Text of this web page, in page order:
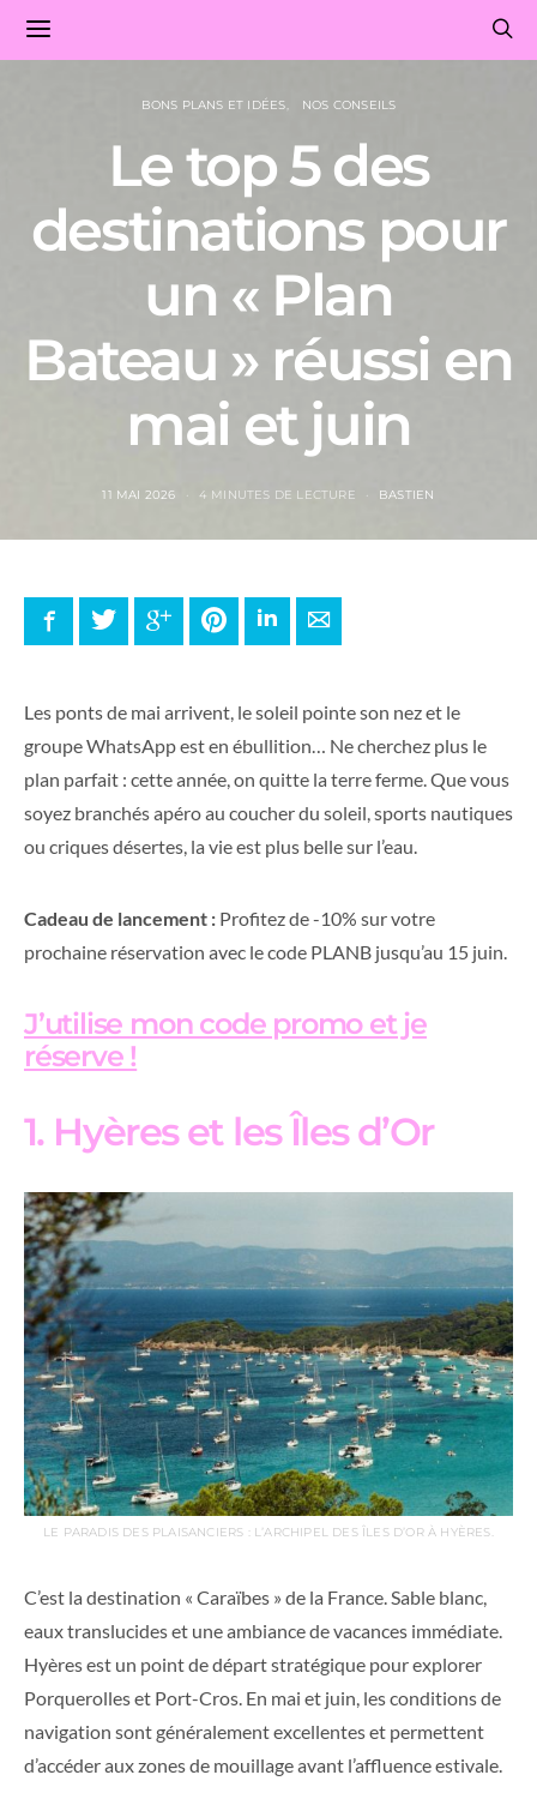
BONS PLANS ET IDÉES NOS CONSEILS
Le top 5 des
destinations pour
un « Plan
Bateau » réussi en
mai et juin
11 MAI 2026 4 MINUTES DE LECTURE BASTIEN
FacebookTwitter Google+ PinterestLinkedInE-mail
Les ponts de mai arrivent, le soleil pointe son nez et le
groupe WhatsApp est en ébullition… Ne cherchez plus le
plan parfait : cette année, on quitte la terre ferme. Que vous
soyez branchés apéro au coucher du soleil, sports nautiques
ou criques désertes, la vie est plus belle sur l’eau.
Cadeau de lancement : Profitez de -10% sur votre
prochaine réservation avec le code PLANB jusqu’au 15 juin.
J’utilise mon code promo et je
réserve !
1. Hyères et les Îles d’Or
LE PARADIS DES PLAISANCIERS : L’ARCHIPEL DES ÎLES D’OR À HYÈRES.
C’est la destination « Caraïbes » de la France. Sable blanc,
eaux translucides et une ambiance de vacances immédiate.
Hyères est un point de départ stratégique pour explorer
Porquerolles et Port-Cros. En mai et juin, les conditions de
navigation sont généralement excellentes et permettent
d’accéder aux zones de mouillage avant l’affluence estivale.